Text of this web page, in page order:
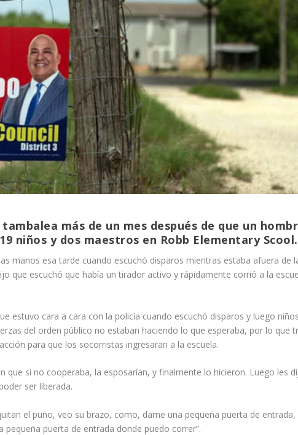
más de un mes después de que un
niños y dos maestros en Robb Elementary Scool.
manos esa tarde cuando escuchó disparos mientras estaba afuera de
que escuchó que había un tirador activo y rápidamente corrió a la
estuvo cara a cara con la policía cuando escuchó disparos y luego niños
del orden público no estaban haciendo lo que esperaba, por lo que
para que los socorristas ingresaran a la escuela.
que si no cooperaba, la esposarían, y finalmente lo hicieron. Luego les
ser liberada.
el puño, veo su brazo, como, dame una pequeña puerta de entrada,
pequeña puerta de entrada donde puedo correr”.